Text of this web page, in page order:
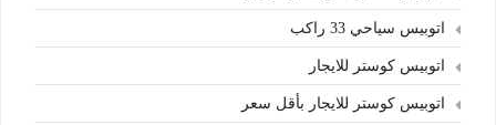
اتوبيس سياحي 33 راكب
اتوبيس كوستر للايجار
اتوبيس كوستر للايجار بأقل سعر